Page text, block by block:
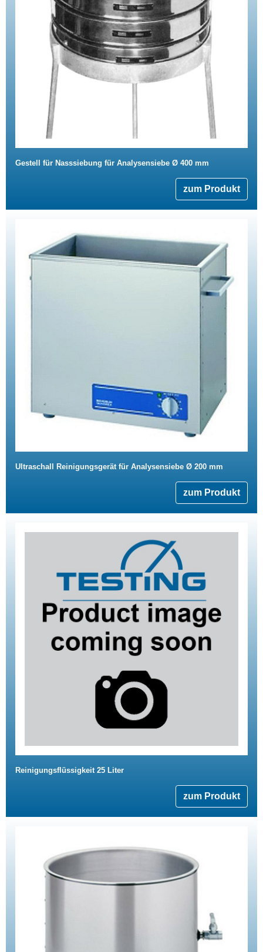
Gestell für Nasssiebung für Analysensiebe Ø 400 mm
zum Produkt
Ultraschall Reinigungsgerät für Analysensiebe Ø 200 mm
zum Produkt
Reinigungsflüssigkeit 25 Liter
zum Produkt